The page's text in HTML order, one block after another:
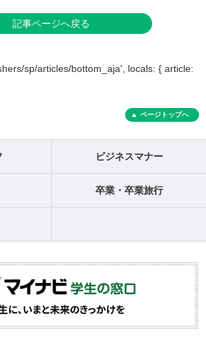
記事ページへ戻る
sp/articles/bottom_aja', locals: { article:
ページトップへ
ビジネスマナー
卒業・卒業旅行